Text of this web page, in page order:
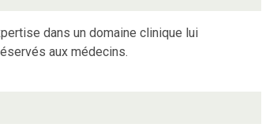
dans un domaine clinique lui
aux médecins.